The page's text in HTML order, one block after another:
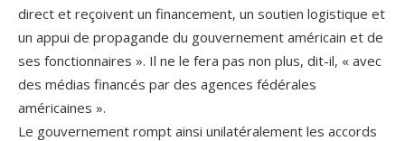
direct et reçoivent un financement, un soutien logistique et
un appui de propagande du gouvernement américain et de
ses fonctionnaires ». Il ne le fera pas non plus, dit-il, « avec
des médias financés par des agences fédérales
américaines ».
Le gouvernement rompt ainsi unilatéralement les accords